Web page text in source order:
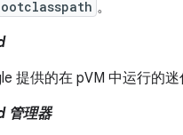
。
提供的在 pVM 中运行的迷
管理器